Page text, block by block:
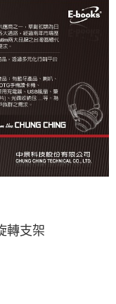
轉支架